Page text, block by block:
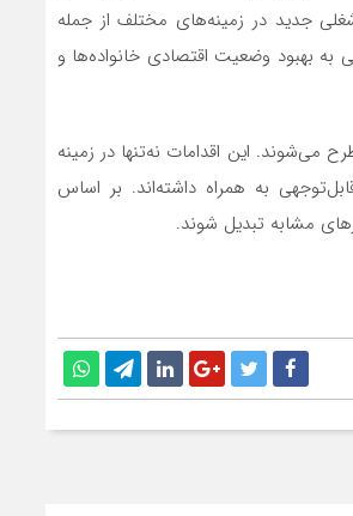
جدید در زمینه‌های مختلف از جمله
به بهبود وضعیت اقتصادی خانواده‌ها و
می‌شوند. این اقدامات نه‌تنها در زمینه
به همراه داشته‌اند. بر اساس
مشابه تبدیل شوند.